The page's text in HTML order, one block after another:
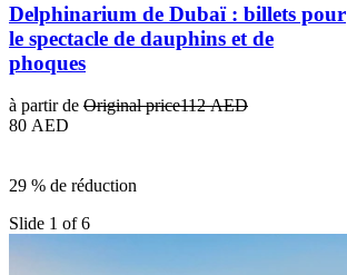
Delphinarium de Dubaï : billets pour
le spectacle de dauphins et de
phoques
à partir de Original price112 AED
80 AED
29 % de réduction
Slide 1 of 6